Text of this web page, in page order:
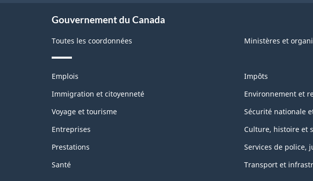
Gouvernement du Canada
Toutes les coordonnées Ministères et
Thèmes
sujets
Emplois
Immigration et citoyenneté
Voyage et tourisme
Entreprises
Prestations
Santé
Impôts
Environnement et
Sécurité nationale
Culture, histoire et
Services de police,
Transport et